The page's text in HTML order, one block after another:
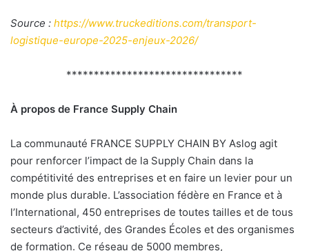
Source : https://www.truckeditions.com/transport-
logistique-europe-2025-enjeux-2026/
********************************
À propos de France Supply Chain
La communauté FRANCE SUPPLY CHAIN BY Aslog agit
pour renforcer l’impact de la Supply Chain dans la
compétitivité des entreprises et en faire un levier pour un
monde plus durable. L’association fédère en France et à
l’International, 450 entreprises de toutes tailles et de tous
secteurs d’activité, des Grandes Écoles et des organismes
de formation. Ce réseau de 5000 membres,